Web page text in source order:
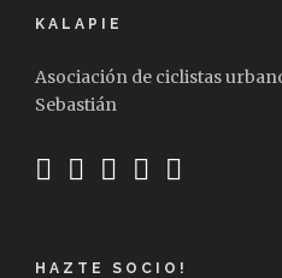
KALAPIE
Asociación de ciclistas
Sebastián
HAZTE SOCIO!